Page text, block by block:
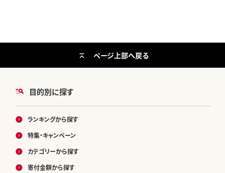
目的別に探す
ランキングから探す
特集・キャンペーン
カテゴリーから探す
寄付金額から探す
ページ上部へ戻る